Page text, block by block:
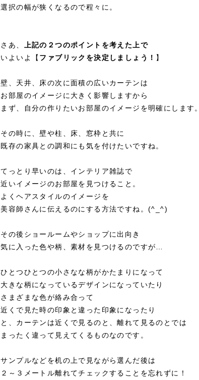
選択の幅が狭くなるので程々に。
さあ、
上記の２つのポイントを考えた上で
いよいよ【 ファブリックを決定しましょう！ 】
壁、天井、床の次に面積の広いカーテンは
お部屋のイメージに大きく影響しますから
まず、自分の作りたいお部屋のイメージを明確にします。
その時に、壁や柱、床、窓枠と共に
既存の家具との調和にも気を付けたいですね。
てっとり早いのは、インテリア雑誌で
近いイメージのお部屋を見つけること。
よくヘアスタイルのイメージを
美容師さんに伝えるのにする方法ですね。(^_^)
その後ショールームやショップに出向き
気に入った色や柄、素材を見つけるのですが…
ひとつひとつの小さなな柄がかたまりになって
大きな柄になっているデザインになっていたり
さまざまな色が絡み合って
近くで見た時の印象と違った印象になったり
と、カーテンは近くで見るのと、離れて見るのとでは
まったく違って見えてくるものなのです。
サンプルなどを机の上で見ながら選んだ後は
２～３メートル離れてチェックすることを忘れずに！